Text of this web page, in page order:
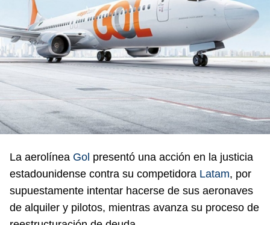
La aerolínea Gol presentó una acción en la justicia
estadounidense contra su competidora Latam, por
supuestamente intentar hacerse de sus aeronaves
de alquiler y pilotos, mientras avanza su proceso de